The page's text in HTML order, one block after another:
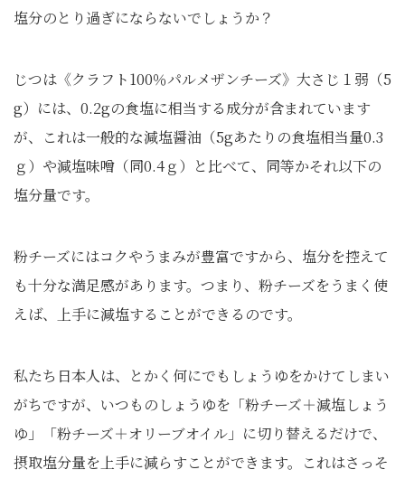
塩分のとり過ぎにならないでしょうか？
じつは《クラフト100％パルメザンチーズ》大さじ１弱（5
g）には、0.2gの食塩に相当する成分が含まれています
が、これは一般的な減塩醤油（5gあたりの食塩相当量0.3
ｇ）や減塩味噌（同0.4ｇ）と比べて、同等かそれ以下の
塩分量です。
粉チーズにはコクやうまみが豊富ですから、塩分を控えて
も十分な満足感があります。つまり、粉チーズをうまく使
えば、上手に減塩することができるのです。
私たち日本人は、とかく何にでもしょうゆをかけてしまい
がちですが、いつものしょうゆを「粉チーズ＋減塩しょう
ゆ」「粉チーズ＋オリーブオイル」に切り替えるだけで、
摂取塩分量を上手に減らすことができます。これはさっそ